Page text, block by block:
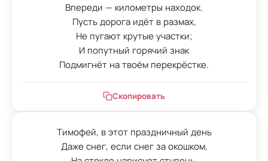
Впереди — километры находок.
Пусть дорога идёт в размах,
Не пугают крутые участки;
И попутный горячий знак
Подмигнёт на твоём перекрёстке.
Скопировать
Тимофей, в этот праздничный день
Даже снег, если снег за окошком,